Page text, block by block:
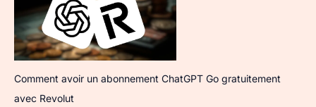
Comment avoir un abonnement ChatGPT Go gratuitement
avec Revolut